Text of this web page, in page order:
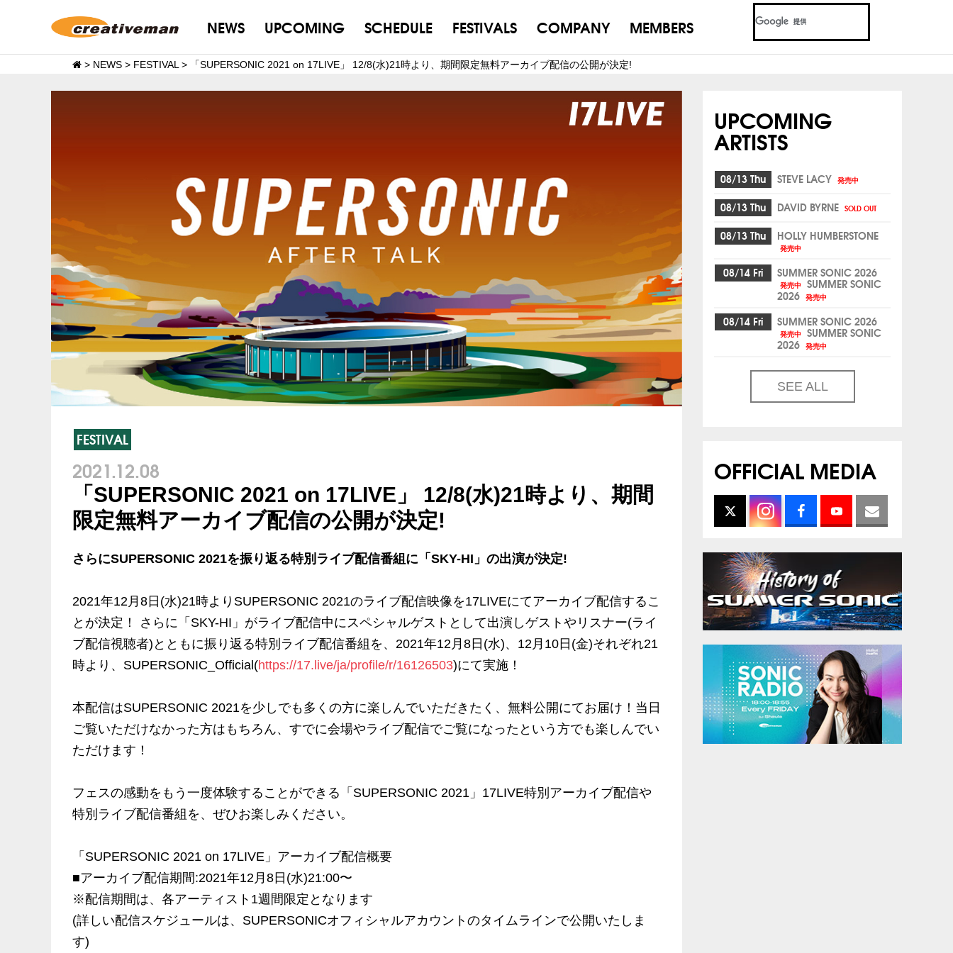
NEWS UPCOMING SCHEDULE FESTIVALS COMPANY MEMBERS
> NEWS > FESTIVAL > 「SUPERSONIC 2021 on 17LIVE」 12/8(水)21時より、期間限定無料アーカイブ配信の公開が決定!
FESTIVAL
2021.12.08
「SUPERSONIC 2021 on 17LIVE」 12/8(水)21時より、期間
限定無料アーカイブ配信の公開が決定!
さらにSUPERSONIC 2021を振り返る特別ライブ配信番組に「SKY-HI」の出演が決定!
2021年12月8日(水)21時よりSUPERSONIC 2021のライブ配信映像を17LIVEにてアーカイブ配信するこ
とが決定！ さらに「SKY-HI」がライブ配信中にスペシャルゲストとして出演しゲストやリスナー(ライ
ブ配信視聴者)とともに振り返る特別ライブ配信番組を、2021年12月8日(水)、12月10日(金)それぞれ21
時より、SUPERSONIC_Official(https://17.live/ja/profile/r/16126503)にて実施！
本配信はSUPERSONIC 2021を少しでも多くの方に楽しんでいただきたく、無料公開にてお届け！当日
ご覧いただけなかった方はもちろん、すでに会場やライブ配信でご覧になったという方でも楽しんでい
ただけます！
フェスの感動をもう一度体験することができる「SUPERSONIC 2021」17LIVE特別アーカイブ配信や
特別ライブ配信番組を、ぜひお楽しみください。
「SUPERSONIC 2021 on 17LIVE」アーカイブ配信概要
■アーカイブ配信期間:2021年12月8日(水)21:00〜
※配信期間は、各アーティスト1週間限定となります
(詳しい配信スケジュールは、SUPERSONICオフィシャルアカウントのタイムラインで公開いたしま
す)
UPCOMING
ARTISTS
08/13 Thu STEVE LACY 発売中
08/13 Thu DAVID BYRNE SOLD OUT
08/13 Thu HOLLY HUMBERSTONE
発売中
08/14 Fri SUMMER SONIC 2026
発売中 SUMMER SONIC
2026 発売中
08/14 Fri SUMMER SONIC 2026
発売中 SUMMER SONIC
2026 発売中
SEE ALL
OFFICIAL MEDIA